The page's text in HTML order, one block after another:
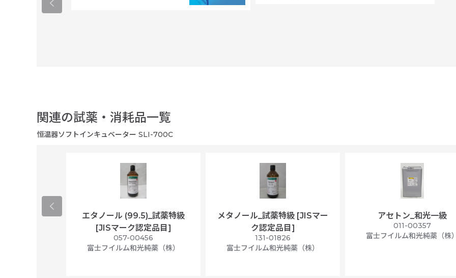
関連の試薬・消耗品一覧
恒温器ソフトインキュベーター SLI-700C
エタノール (99.5)_試薬特級
[JISマーク認定品目]
057-00456
富士フイルム和光純薬（株）
メタノール_試薬特級 [JISマー
ク認定品目]
131-01826
富士フイルム和光純薬（株）
アセトン_和光一級
011-00357
富士フイルム和光純薬（株）